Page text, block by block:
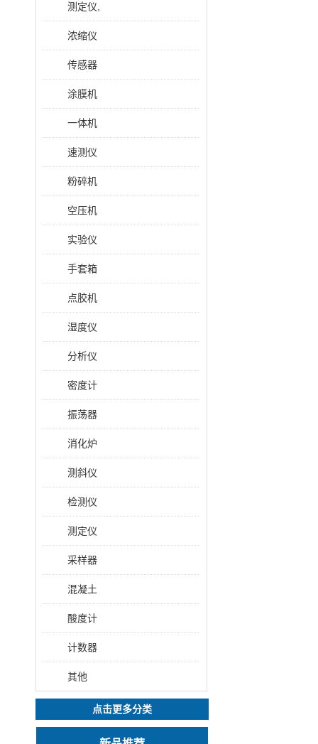
测定仪,
浓缩仪
传感器
涂膜机
一体机
速测仪
粉碎机
空压机
实验仪
手套箱
点胶机
湿度仪
分析仪
密度计
振荡器
消化炉
测斜仪
检测仪
测定仪
采样器
混凝土
酸度计
计数器
其他
点击更多分类